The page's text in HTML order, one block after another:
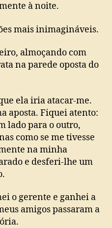
à noite.
mais inimagináveis.
almoçando com
na parede oposta do
ela iria atacar-me.
aposta. Fiquei atento:
lado para o outro,
como se me tivesse
na minha
e desferi-lhe um
o gerente e ganhei a
amigos passaram a